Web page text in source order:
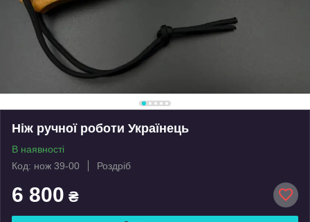
Ніж ручної роботи Українець
В наявності
Код: нож 39-00
Роздріб
6 800 ₴